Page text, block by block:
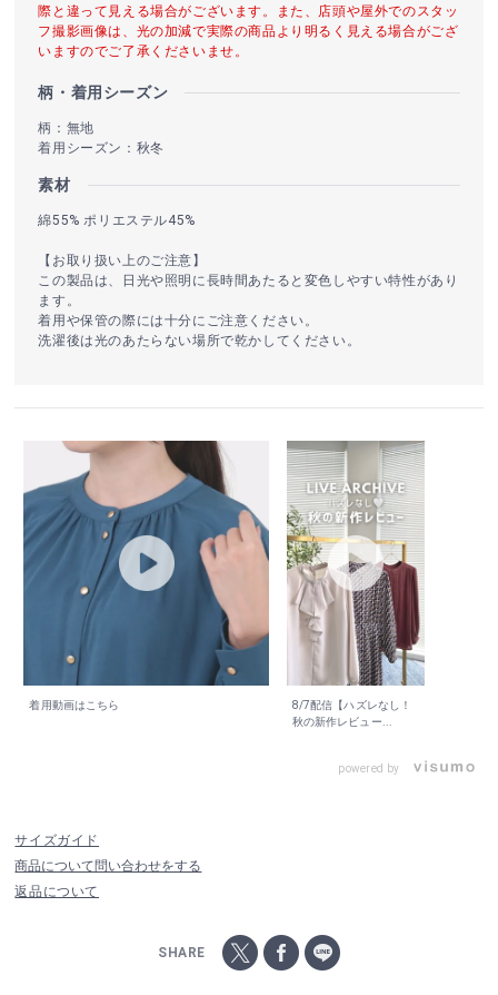
際と違って見える場合がございます。また、店頭や屋外でのスタッ
フ撮影画像は、光の加減で実際の商品より明るく見える場合がござ
いますのでご了承くださいませ。
柄・着用シーズン
柄：無地
着用シーズン：秋冬
素材
綿55% ポリエステル45%
【お取り扱い上のご注意】
この製品は、日光や照明に長時間あたると変色しやすい特性があり
ます。
着用や保管の際には十分にご注意ください。
洗濯後は光のあたらない場所で乾かしてください。
着用動画はこちら
8/7配信【ハズレなし！
秋の新作レビュー...
powered by
サイズガイド
商品について問い合わせをする
返品について
SHARE